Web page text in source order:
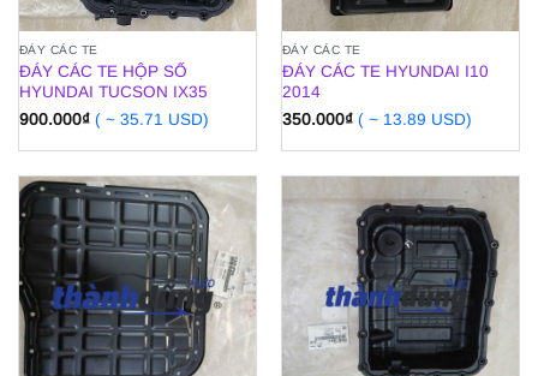
ĐÁY CÁC TE
ĐÁY CÁC TE HỘP SỐ
HYUNDAI TUCSON IX35
900.000₫ ( ~ 35.71 USD)
ĐÁY CÁC TE
ĐÁY CÁC TE HYUNDAI I10
2014
350.000₫ ( ~ 13.89 USD)